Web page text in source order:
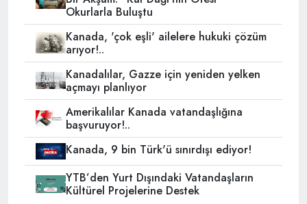
Okurlarla Buluştu
Kanada, 'çok eşli' ailelere hukuki çözüm
arıyor!..
Kanadalılar, Gazze için yeniden yelken
açmayı planlıyor
Amerikalılar Kanada vatandaşlığına
başvuruyor!..
Kanada, 9 bin Türk'ü sınırdışı ediyor!
YTB’den Yurt Dışındaki Vatandaşların
Kültürel Projelerine Destek